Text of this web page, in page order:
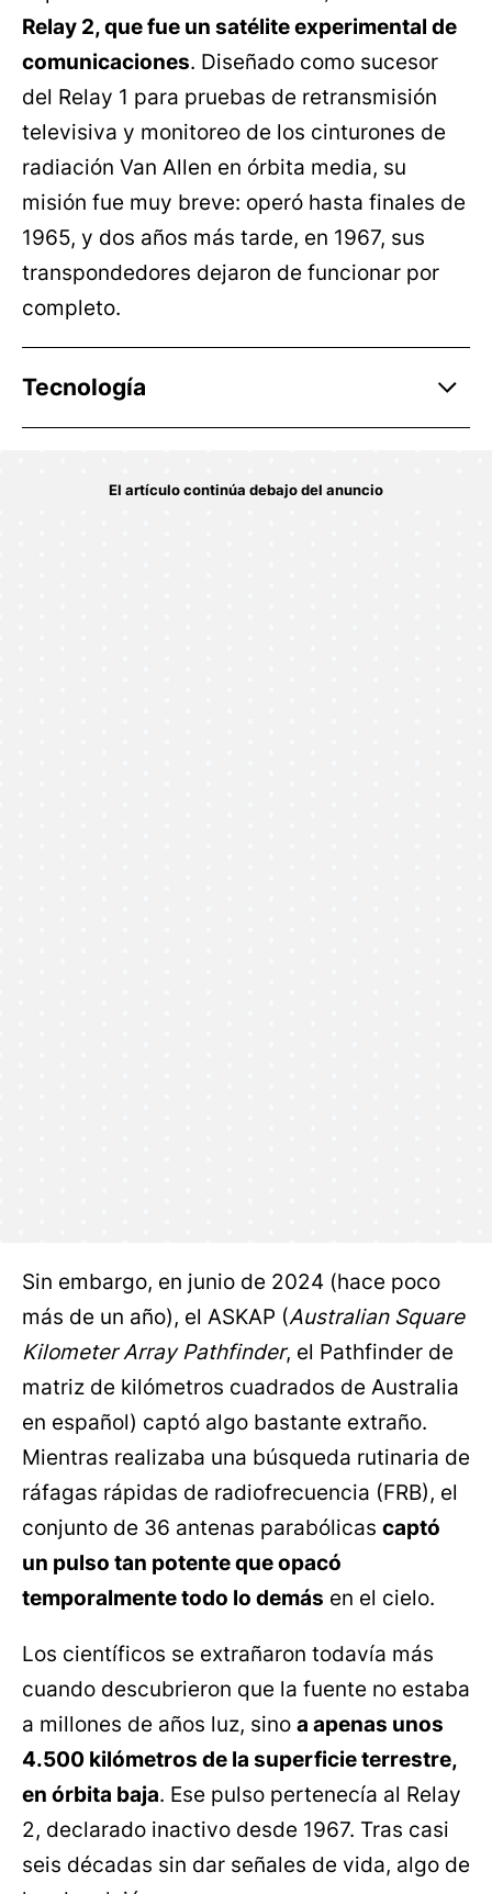
Relay 2, que fue un satélite experimental de
comunicaciones. Diseñado como sucesor
del Relay 1 para pruebas de retransmisión
televisiva y monitoreo de los cinturones de
radiación Van Allen en órbita media, su
misión fue muy breve: operó hasta finales de
1965, y dos años más tarde, en 1967, sus
transpondedores dejaron de funcionar por
completo.
Tecnología
Sin embargo, en junio de 2024 (hace poco
más de un año), el ASKAP (Australian Square
Kilometer Array Pathfinder, el Pathfinder de
matriz de kilómetros cuadrados de Australia
en español) captó algo bastante extraño.
Mientras realizaba una búsqueda rutinaria de
ráfagas rápidas de radiofrecuencia (FRB), el
conjunto de 36 antenas parabólicas captó
un pulso tan potente que opacó
temporalmente todo lo demás en el cielo.
Los científicos se extrañaron todavía más
cuando descubrieron que la fuente no estaba
a millones de años luz, sino a apenas unos
4.500 kilómetros de la superficie terrestre,
en órbita baja. Ese pulso pertenecía al Relay
2, declarado inactivo desde 1967. Tras casi
seis décadas sin dar señales de vida, algo de